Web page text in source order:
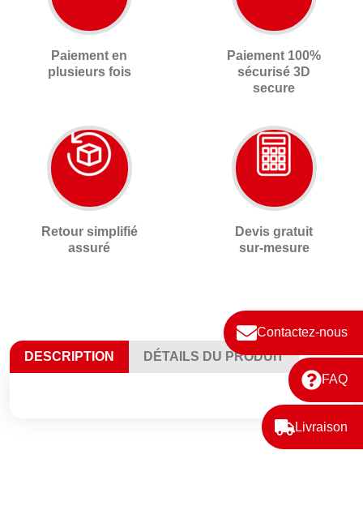
Contactez-nous
FAQ
Livraison
Paiement en
plusieurs fois
Paiement 100%
sécurisé 3D
secure
Retour simplifié
assuré
Devis gratuit
sur-mesure
DESCRIPTION DÉTAILS DU PRODUIT